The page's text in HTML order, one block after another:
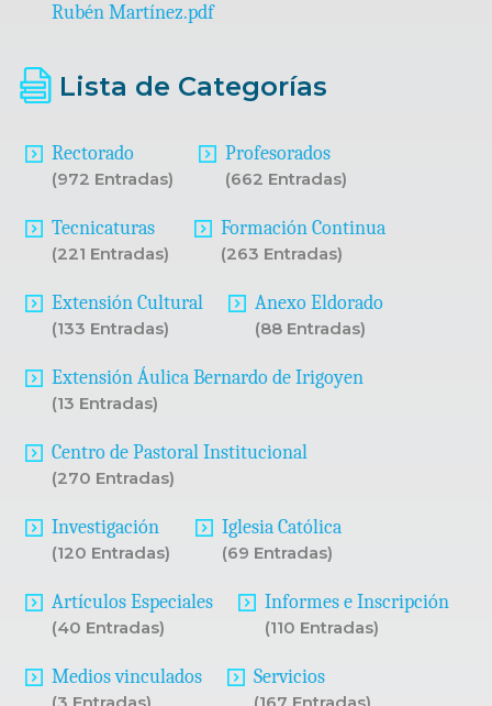
Rubén Martínez.pdf
Lista de Categorías
Rectorado
(972 Entradas)
Profesorados
(662 Entradas)
Tecnicaturas
(221 Entradas)
Formación Continua
(263 Entradas)
Extensión Cultural
(133 Entradas)
Anexo Eldorado
(88 Entradas)
Extensión Áulica Bernardo de Irigoyen
(13 Entradas)
Centro de Pastoral Institucional
(270 Entradas)
Investigación
(120 Entradas)
Iglesia Católica
(69 Entradas)
Artículos Especiales
(40 Entradas)
Informes e Inscripción
(110 Entradas)
Medios vinculados Servicios